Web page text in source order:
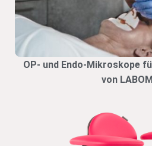
OP- und Endo-Mikroskope
von